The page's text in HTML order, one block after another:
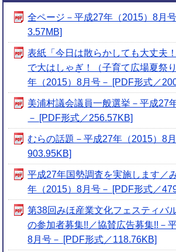
全ページ－平成27年（2015）8月
3.57MB]
表紙「今日は散らかしても大丈夫
で大はしゃぎ！（子育て広場夏祭
年（2015）8月号－ [PDF形式／
美浦村議会議員一般選挙－平成27
－ [PDF形式／256.57KB]
むらの話題－平成27年（2015）8
903.95KB]
平成27年国勢調査を実施します／
年（2015）8月号－ [PDF形式／
第38回みほ産業文化フェスティバ
の参加者募集!!／協賛広告募集!!－
8月号－ [PDF形式／118.76KB]